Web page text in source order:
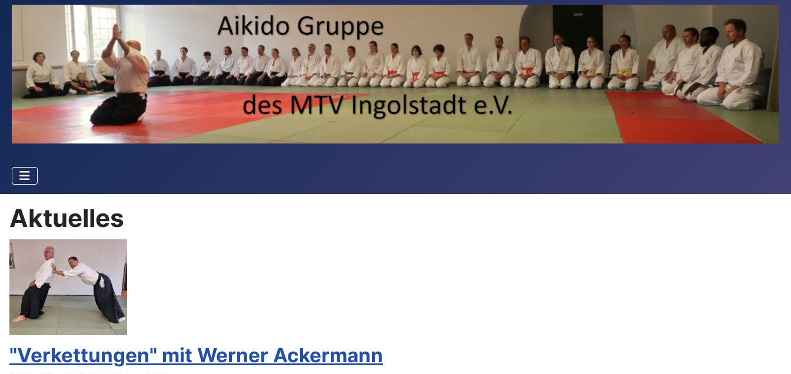
Aktuelles
"Verkettungen" mit Werner Ackermann